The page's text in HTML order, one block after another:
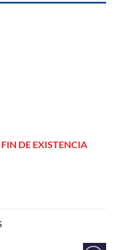
DE EXISTENCIA